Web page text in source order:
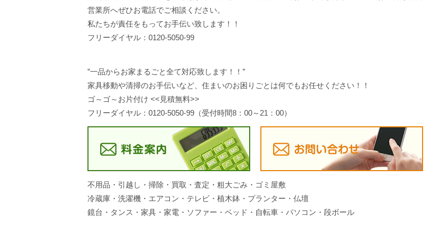
営業所へぜひお電話でご相談ください。
私たちが責任をもってお手伝い致します！！
フリーダイヤル：0120-5050-99
”一品からお家まるごと全て対応致します！！”
家具移動や清掃のお手伝いなど、住まいのお困りごとは何でもお任せください！！
ゴ～ゴ～お片付け <<見積無料>>
フリーダイヤル：0120-5050-99（受付時間8：00～21：00）
不用品・引越し・掃除・買取・査定・粗大ごみ・ゴミ屋敷
冷蔵庫・洗濯機・エアコン・テレビ・植木鉢・プランター・仏壇
鏡台・タンス・家具・家電・ソファー・ベッド・自転車・パソコン・段ボール